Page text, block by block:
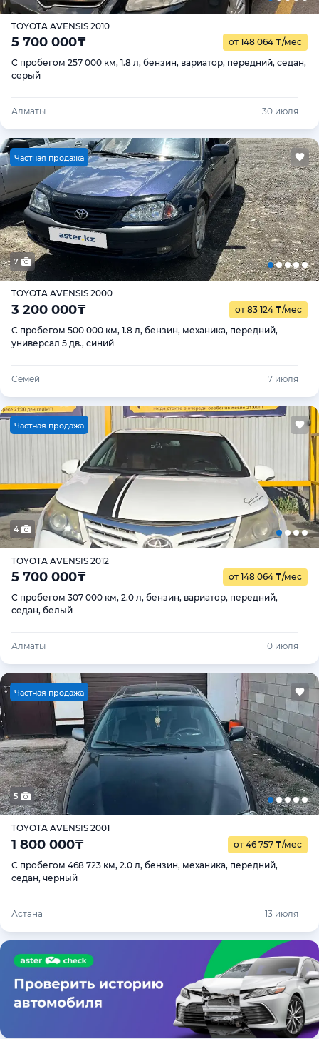
TOYOTA AVENSIS 2010
5 700 000₸ от 148 064 ₸/мес
С пробегом 257 000 км, 1.8 л, бензин, вариатор, передний, седан,
серый
Алматы 30 июля
Частная продажа
7
TOYOTA AVENSIS 2000
3 200 000₸ от 83 124 ₸/мес
С пробегом 500 000 км, 1.8 л, бензин, механика, передний,
универсал 5 дв., синий
Семей 7 июля
Частная продажа
4
TOYOTA AVENSIS 2012
5 700 000₸ от 148 064 ₸/мес
С пробегом 307 000 км, 2.0 л, бензин, вариатор, передний,
седан, белый
Алматы 10 июля
Частная продажа
5
TOYOTA AVENSIS 2001
1 800 000₸ от 46 757 ₸/мес
С пробегом 468 723 км, 2.0 л, бензин, механика, передний,
седан, черный
Астана 13 июля